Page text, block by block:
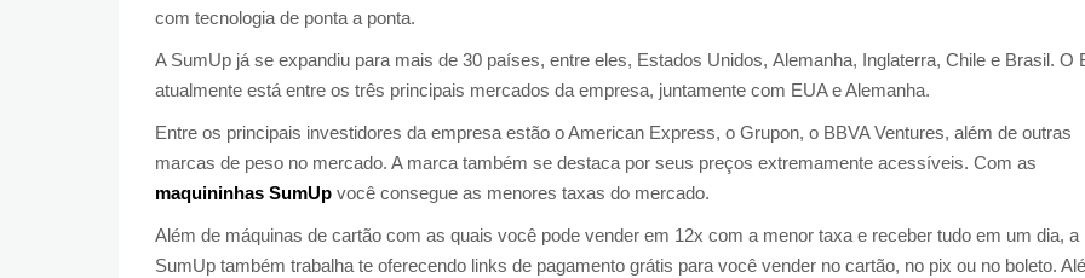
com tecnologia de ponta a ponta.
A SumUp já se expandiu para mais de 30 países, entre eles, Estados Unidos, Alemanha, Inglaterra, Chile e Brasil. O
atualmente está entre os três principais mercados da empresa, juntamente com EUA e Alemanha.
Entre os principais investidores da empresa estão o American Express, o Grupon, o BBVA Ventures, além de outras
marcas de peso no mercado. A marca também se destaca por seus preços extremamente acessíveis. Com as
maquininhas SumUp você consegue as menores taxas do mercado.
Além de máquinas de cartão com as quais você pode vender em 12x com a menor taxa e receber tudo em um dia, a
SumUp também trabalha te oferecendo links de pagamento grátis para você vender no cartão, no pix ou no boleto.